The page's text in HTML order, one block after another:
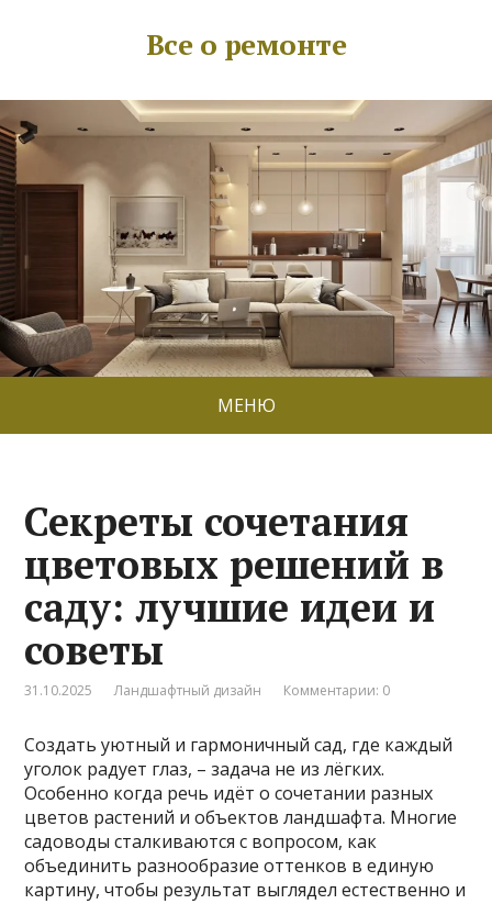
Все о ремонте
МЕНЮ
Секреты сочетания
цветовых решений в
саду: лучшие идеи и
советы
31.10.2025 Ландшафтный дизайн Комментарии: 0
Создать уютный и гармоничный сад, где каждый
уголок радует глаз, – задача не из лёгких.
Особенно когда речь идёт о сочетании разных
цветов растений и объектов ландшафта. Многие
садоводы сталкиваются с вопросом, как
объединить разнообразие оттенков в единую
картину, чтобы результат выглядел естественно и